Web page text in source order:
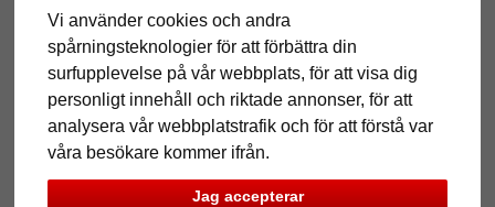
Vi använder cookies och andra
spårningsteknologier för att förbättra din
surfupplevelse på vår webbplats, för att visa dig
personligt innehåll och riktade annonser, för att
analysera vår webbplatstrafik och för att förstå var
våra besökare kommer ifrån.
Jag accepterar